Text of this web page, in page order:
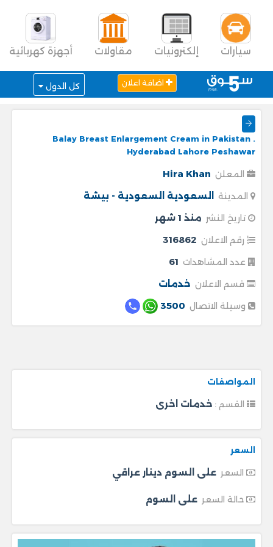
سيارات إلكترونيات مقاولات أجهزة كهربائية
اضافة اعلان كل الدول
Balay Breast Enlargement Cream in Pakistan .
Hyderabad Lahore Peshawar
المعلن Hira Khan
المدينة السعودية السعودية - بيشة
تاريخ النشر منذ 1 شهر
رقم الاعلان 316862
عدد المشاهدات 61
قسم الاعلان خدمات
وسيلة الاتصال 3500
المواصفات
خدمات اخرى
السعر
السعر على السوم دينار عراقي
حالة السعر على السوم